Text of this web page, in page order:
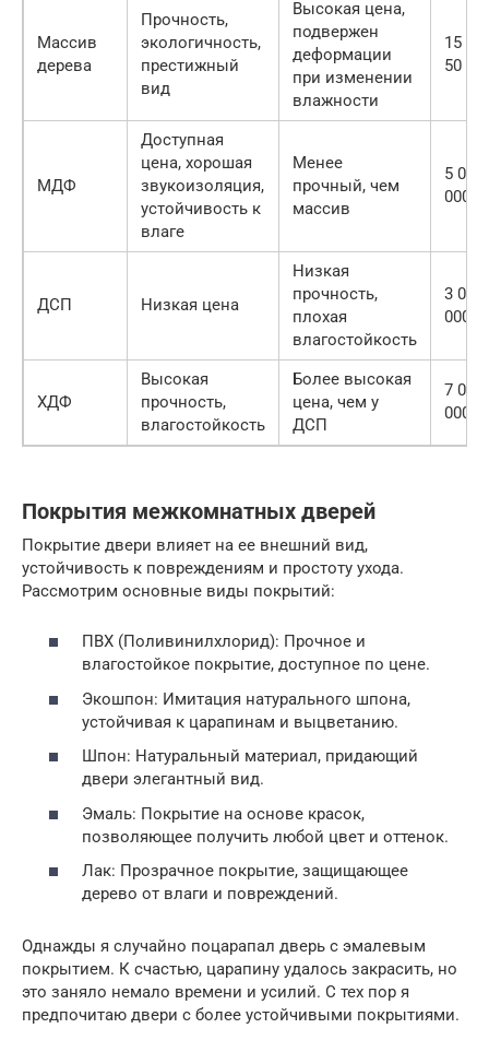
Массив
дерева
Прочность,
экологичность,
престижный
вид
Высокая цена,
подвержен
деформации
при изменении
влажности
15
50
МДФ
Доступная
цена, хорошая
звукоизоляция,
устойчивость к
влаге
Менее
прочный, чем
массив
5
000
ДСП Низкая цена
Низкая
прочность,
плохая
влагостойкость
3
000
ХДФ
Высокая
прочность,
влагостойкость
Более высокая
цена, чем у
ДСП
7
000
Покрытия межкомнатных дверей
Покрытие двери влияет на ее внешний вид,
устойчивость к повреждениям и простоту ухода.
Рассмотрим основные виды покрытий:
ПВХ (Поливинилхлорид): Прочное и
влагостойкое покрытие, доступное по цене.
Экошпон: Имитация натурального шпона,
устойчивая к царапинам и выцветанию.
Шпон: Натуральный материал, придающий
двери элегантный вид.
Эмаль: Покрытие на основе красок,
позволяющее получить любой цвет и оттенок.
Лак: Прозрачное покрытие, защищающее
дерево от влаги и повреждений.
Однажды я случайно поцарапал дверь с эмалевым
покрытием. К счастью, царапину удалось закрасить, но
это заняло немало времени и усилий. С тех пор я
предпочитаю двери с более устойчивыми покрытиями.